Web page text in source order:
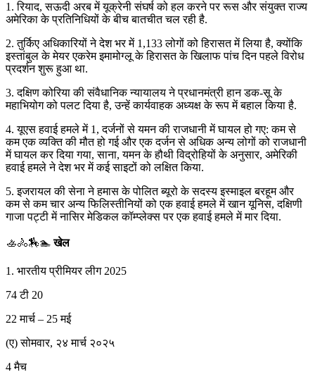
1. रियाद, सऊदी अरब में यूक्रेनी संघर्ष को हल करने पर रूस और संयुक्त राज्य
अमेरिका के प्रतिनिधियों के बीच बातचीत चल रही है.
2. तुर्किए अधिकारियों ने देश भर में 1,133 लोगों को हिरासत में लिया है, क्योंकि
इस्तांबुल के मेयर एकरेम इमामोग्लू के हिरासत के खिलाफ पांच दिन पहले विरोध
प्रदर्शन शुरू हुआ था.
3. दक्षिण कोरिया की संवैधानिक न्यायालय ने प्रधानमंत्री हान डक-सू के
महाभियोग को पलट दिया है, उन्हें कार्यवाहक अध्यक्ष के रूप में बहाल किया है.
4. यूएस हवाई हमले में 1, दर्जनों से यमन की राजधानी में घायल हो गए: कम से
कम एक व्यक्ति की मौत हो गई और एक दर्जन से अधिक अन्य लोगों को राजधानी
में घायल कर दिया गया, साना, यमन के हौथी विद्रोहियों के अनुसार, अमेरिकी
हवाई हमले ने देश भर में कई साइटों को लक्षित किया.
5. इजरायल की सेना ने हमास के पोलित ब्यूरो के सदस्य इस्माइल बरहूम और
कम से कम चार अन्य फिलिस्तीनियों को एक हवाई हमले में खान यूनिस, दक्षिणी
गाजा पट्टी में नासिर मेडिकल कॉम्प्लेक्स पर एक हवाई हमले में मार दिया.
🚣🚴🏇🏊खेल
1. भारतीय प्रीमियर लीग 2025
74 टी 20
22 मार्च – 25 मई
(ए) सोमवार, २४ मार्च २०२५
4 मैच